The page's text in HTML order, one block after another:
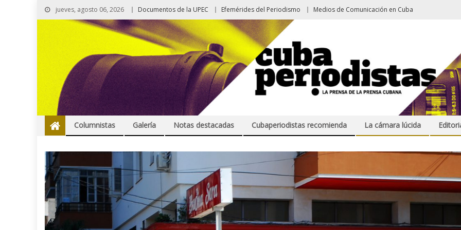
jueves, agosto 06, 2026 Documentos de la UPEC Efemérides del Periodismo Medios de Comunicación en Cuba
Columnistas Galería Notas destacadas Cubaperiodistas recomienda La cámara lúcida